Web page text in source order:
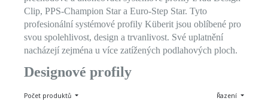
Clip, PPS-Champion Star a Euro-Step Star. Tyto
profesionální systémové profily Küberit jsou oblíbené pro
svou spolehlivost, design a trvanlivost. Své uplatnění
nacházejí zejména u více zatížených podlahových ploch.
Designové profily
Počet produktů Řazení